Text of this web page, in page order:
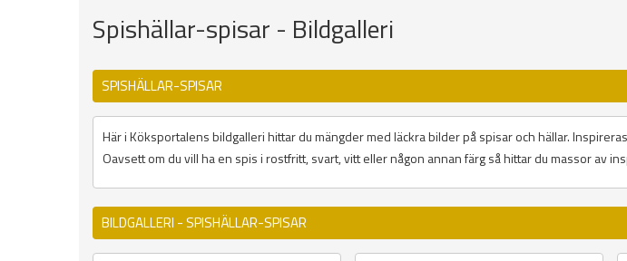
Spishällar-spisar - Bildgalleri
SPISHÄLLAR-SPISAR
Här i Köksportalens bildgalleri hittar du mängder med läckra bilder på spisar och hällar.
Oavsett om du vill ha en spis i rostfritt, svart, vitt eller någon annan färg så hittar du massor av
BILDGALLERI - SPISHÄLLAR-SPISAR